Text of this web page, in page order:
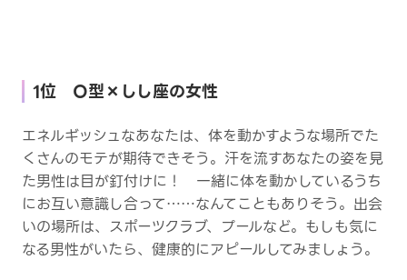
1位 O型×しし座の女性
エネルギッシュなあなたは、体を動かすような場所でた
くさんのモテが期待できそう。汗を流すあなたの姿を見
た男性は目が釘付けに！ 一緒に体を動かしているうち
にお互い意識し合って……なんてこともありそう。出会
いの場所は、スポーツクラブ、プールなど。もしも気に
なる男性がいたら、健康的にアピールしてみましょう。